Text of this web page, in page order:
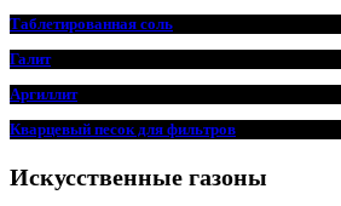
Таблетированная соль
Галит
Аргиллит
Кварцевый песок для фильтров
Искусственные газоны